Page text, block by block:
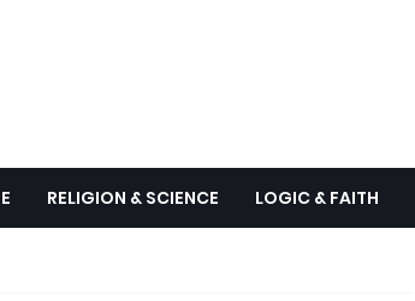
RELIGION & SCIENCE LOGIC & FAITH